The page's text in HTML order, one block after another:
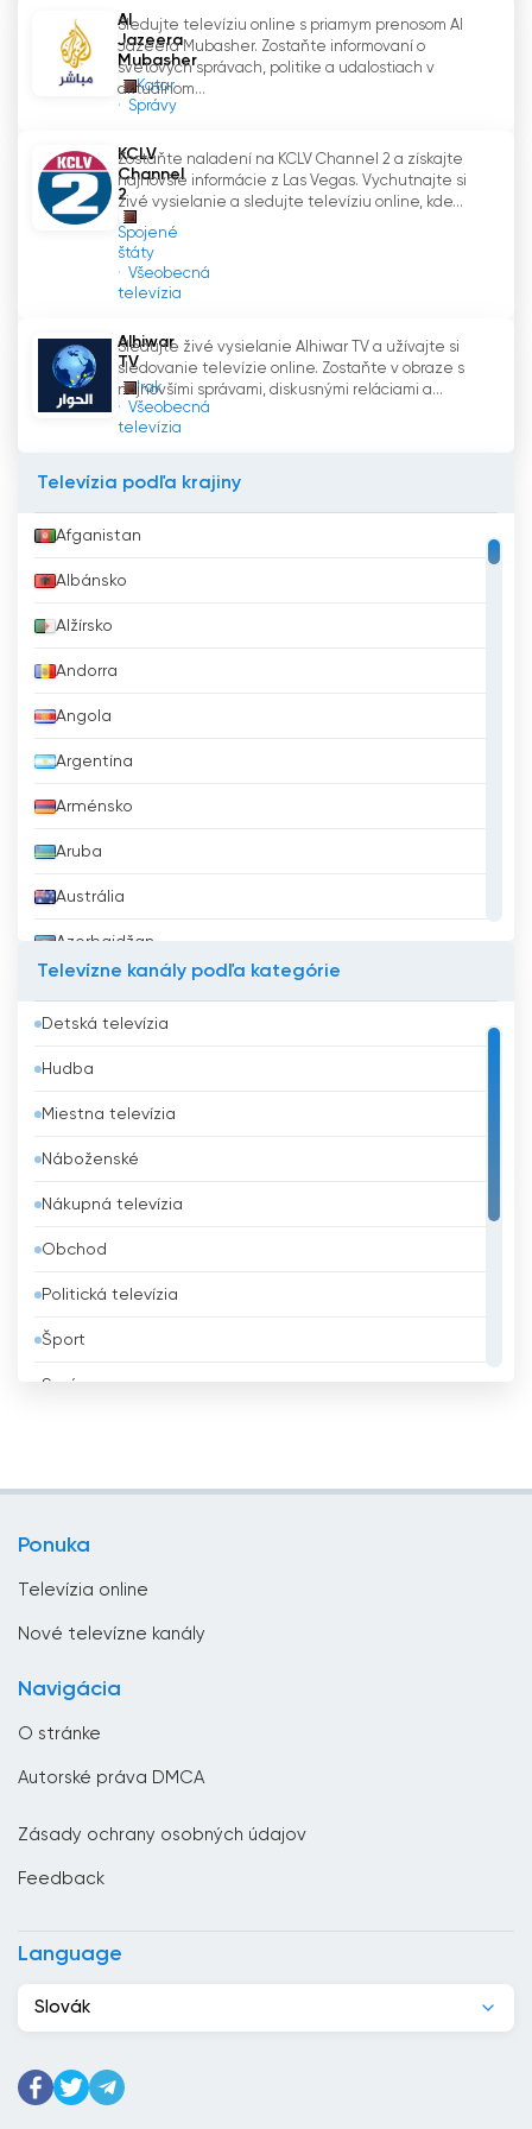
nekonečným možnostiam.
Záverom možno povedať, že Prvý arabský
kanál špecializovaný na dokumentárne filmy je
chápania sveta. Vďaka širokému výberu
vysokokvalitných dokumentov a záväzku
prispôsobiť sa digitálnemu veku ponúka
divákom jedinečnú príležitosť sledovať televíziu
online a skúmať rozmanitú škálu tém.
Poskytovaním hĺbkových analýz a podnetných
obohacuje životy svojich divákov a podporuje
zmysel pre zvedavosť a poznanie.
Al Jazeera Documentary Channel
Al
Jazeera
Mubasher
Katar
Správy
Sledujte televíziu online s priamym prenosom Al
Jazeera Mubasher. Zostaňte informovaní o
svetových správach, politike a udalostiach v
aktuálnom...
KCLV
Channel
2
Spojené
štáty
Všeobecná
televízia
Zostaňte naladení na KCLV Channel 2 a získajte
najnovšie informácie z Las Vegas. Vychutnajte si
živé vysielanie a sledujte televíziu online, kde...
Alhiwar
TV
Irak
Všeobecná
televízia
Sledujte živé vysielanie Alhiwar TV a užívajte si
sledovanie televízie online. Zostaňte v obraze s
najnovšími správami, diskusnými reláciami a...
Televízia podľa krajiny
Afganistan
Albánsko
Alžírsko
Andorra
Angola
Argentína
Arménsko
Aruba
Austrália
Azerbajdžan
Bangladéš
Barbados
Belgicko
Belize
Benin
Bhután
Bielorusko
Bolívia
Cyprus
Ekvádor
Televízne kanály podľa kategórie
Detská televízia
Hudba
Miestna televízia
Náboženské
Nákupná televízia
Obchod
Politická televízia
Šport
Správy
Ponuka
Televízia online
Nové televízne kanály
Navigácia
O stránke
Autorské práva DMCA
Zásady ochrany osobných údajov
Feedback
Language
Slovák